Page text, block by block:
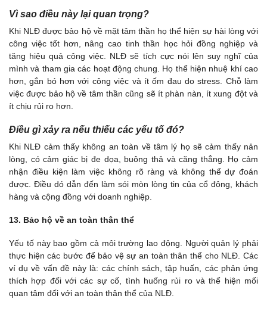
Vì sao điều này lại quan trọng?
Khi NLĐ được bảo hộ về mặt tâm thần họ thể hiện sự hài lòng với
công việc tốt hơn, nâng cao tinh thần học hỏi đồng nghiệp và
tăng hiệu quả công việc. NLĐ sẽ tích cực nói lên suy nghĩ của
mình và tham gia các hoạt động chung. Họ thể hiện nhuệ khí cao
hơn, gắn bó hơn với công việc và ít ốm đau do stress. Chỗ làm
việc được bảo hộ về tâm thần cũng sẽ ít phàn nàn, ít xung đột và
ít chịu rủi ro hơn.
Điều gì xảy ra nếu thiếu các yếu tố đó?
Khi NLĐ cảm thấy không an toàn về tâm lý họ sẽ cảm thấy nản
lòng, có cảm giác bị đe dọa, buông thả và căng thẳng. Họ cảm
nhận điều kiện làm việc không rõ ràng và không thể dự đoán
được. Điều dó dẫn đến làm sói mòn lòng tin của cổ đông, khách
hàng và cộng đồng với doanh nghiệp.
13. Bảo hộ về an toàn thân thể
Yếu tố này bao gồm cả môi trường lao động. Người quản lý phải
thực hiện các bước để bảo vệ sự an toàn thân thể cho NLĐ. Các
ví dụ về vấn đề này là: các chính sách, tập huấn, các phản ứng
thích hợp đối với các sự cố, tình huống rủi ro và thể hiện mối
quan tâm đối với an toàn thân thể của NLĐ.